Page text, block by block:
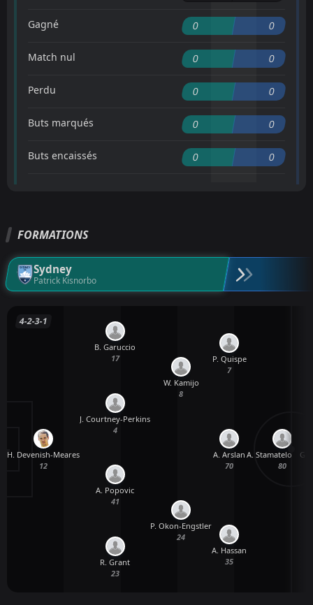
Gagné 0 0
Match nul 0 0
Perdu 0 0
Buts marqués 0 0
Buts encaissés 0 0
FORMATIONS
Sydney
Patrick Kisnorbo
4-2-3-1
H. Devenish-Meares
12
R. Grant
23
A. Popovic
41
J. Courtney-Perkins
4
B. Garuccio
17
P. Okon-Engstler
24
W. Kamijo
8
A. Hassan
35
A. Arslan
70
P. Quispe
7
A.
80
G.